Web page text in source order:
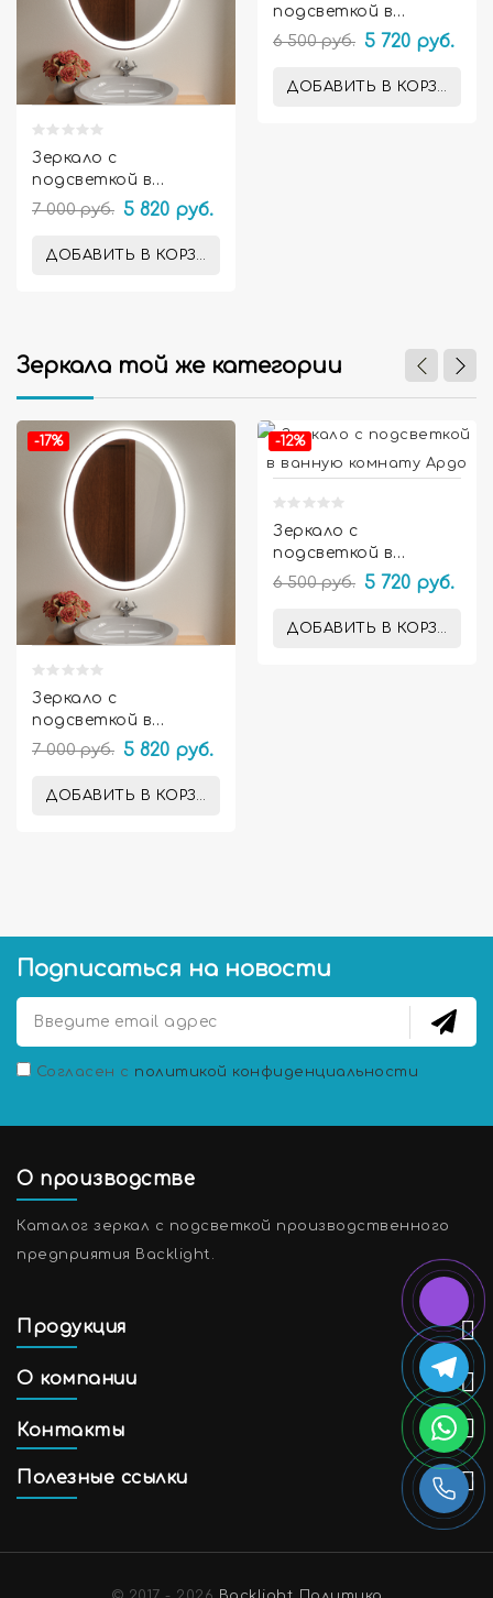
Зеркало с
подсветкой в
ванную комнату
7 000 руб. 5 820 руб.
ДОБАВИТЬ В КОРЗИНУ
подсветкой в
ванную комнату
6 500 руб. 5 720 руб.
ДОБАВИТЬ В КОРЗИНУ
Зеркала той же категории

-17%
Зеркало с
подсветкой в
ванную комнату
7 000 руб. 5 820 руб.
ДОБАВИТЬ В КОРЗИНУ
-12%
Зеркало с
подсветкой в
ванную комнату
6 500 руб. 5 720 руб.
ДОБАВИТЬ В КОРЗИНУ
Подписаться на новости
Согласен с политикой конфиденциальности
О производстве
Каталог зеркал с подсветкой производственного
предприятия Backlight.
Продукция
О компании
Контакты
Полезные ссылки